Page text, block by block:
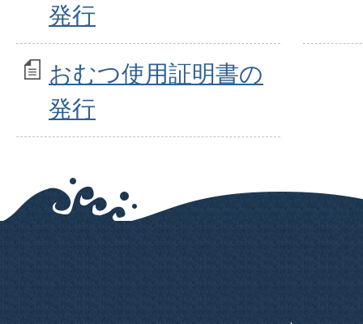
発行
おむつ使用証明書の
発行